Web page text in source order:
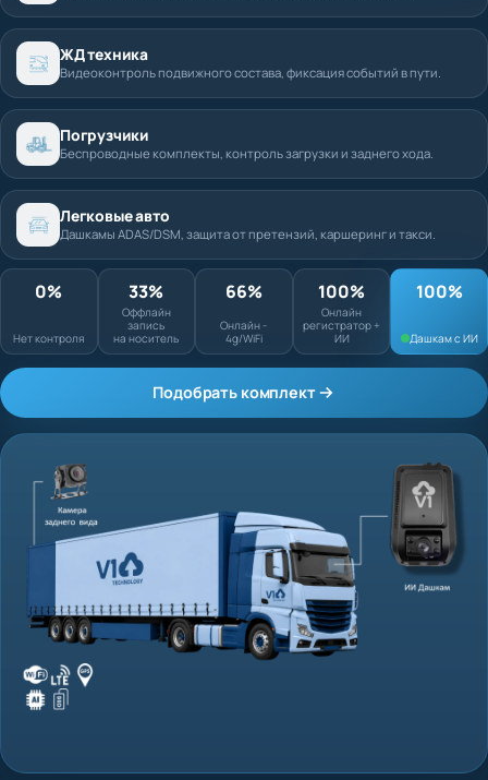
ЖД техника
Видеоконтроль подвижного состава, фиксация событий в пути.
Погрузчики
Беспроводные комплекты, контроль загрузки и заднего хода.
Легковые авто
Дашкамы ADAS/DSM, защита от претензий, каршеринг и такси.
0%
Оффлайн запись
на носитель
66%
Онлайн - 4g/WiFi
100%